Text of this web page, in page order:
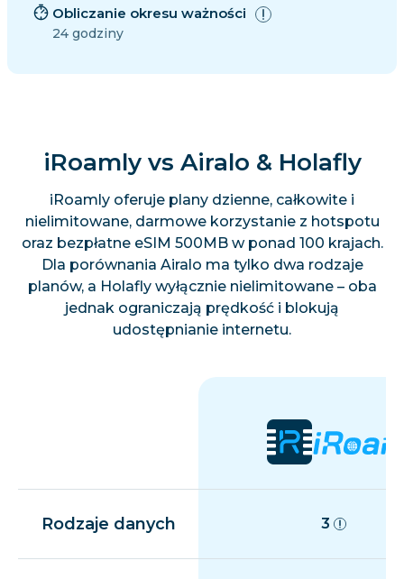
Obliczanie okresu ważności
24 godziny
iRoamly vs Airalo & Holafly
iRoamly oferuje plany dzienne, całkowite i
nielimitowane, darmowe korzystanie z hotspotu
oraz bezpłatne eSIM 500MB w ponad 100 krajach.
Dla porównania Airalo ma tylko dwa rodzaje
planów, a Holafly wyłącznie nielimitowane – oba
jednak ograniczają prędkość i blokują
udostępnianie internetu.
Rodzaje danych 3